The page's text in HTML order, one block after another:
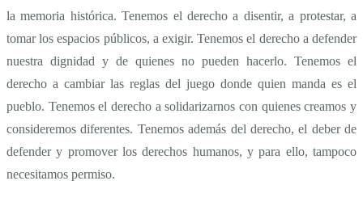
la memoria histórica. Tenemos el derecho a disentir, a protestar, a
tomar los espacios públicos, a exigir. Tenemos el derecho a defender
nuestra dignidad y de quienes no pueden hacerlo. Tenemos el
derecho a cambiar las reglas del juego donde quien manda es el
pueblo. Tenemos el derecho a solidarizarnos con quienes creamos y
consideremos diferentes. Tenemos además del derecho, el deber de
defender y promover los derechos humanos, y para ello, tampoco
necesitamos permiso.